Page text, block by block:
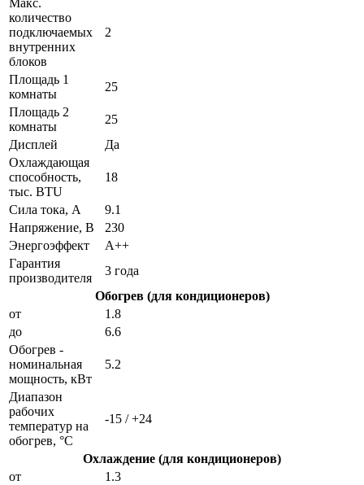
Макс.
количество
подключаемых
внутренних
блоков
2
Площадь 1
комнаты
25
Площадь 2
комнаты
25
Дисплей
Да
Охлаждающая
способность,
тыс. BTU
18
Сила тока, А
9.1
Напряжение, В
230
Энергоэффект
А++
Гарантия
производителя
3 года
Обогрев (для кондиционеров)
от
1.8
до
6.6
Обогрев -
номинальная
мощность, кВт
5.2
Диапазон
рабочих
температур на
обогрев, °C
-15 / +24
Охлаждение (для кондиционеров)
от
1.3